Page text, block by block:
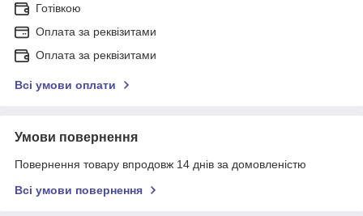
Готівкою
Оплата за реквізитами
Оплата за реквізитами
Всі умови оплати
Умови повернення
Повернення товару впродовж 14 днів за домовленістю
Всі умови повернення